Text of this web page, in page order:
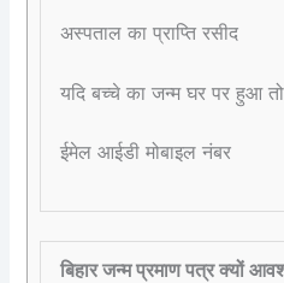
अस्पताल का प्राप्ति रसीद
यदि बच्चे का जन्म घर पर हुआ
ईमेल आईडी मोबाइल नंबर
बिहार जन्म प्रमाण पत्र क्यों